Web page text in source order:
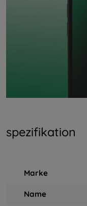
spezifikation
Marke
Name